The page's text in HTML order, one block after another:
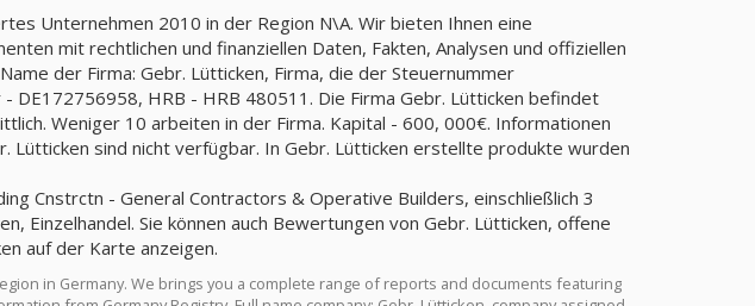
Unternehmen 2010 in der Region N\A. Wir bieten Ihnen eine
mit rechtlichen und finanziellen Daten, Fakten, Analysen und offiziellen
der Firma: Gebr. Lütticken, Firma, die der Steuernummer
HRB - HRB 480511. Die Firma Gebr. Lütticken befindet
Weniger 10 arbeiten in der Firma. Kapital - 600, 000€. Informationen
Lütticken sind nicht verfügbar. In Gebr. Lütticken erstellte produkte wurden
Cnstrctn - General Contractors & Operative Builders, einschließlich 3
Einzelhandel. Sie können auch Bewertungen von Gebr. Lütticken, offene
auf der Karte anzeigen.
in Germany. We brings you a complete range of reports and documents featuring